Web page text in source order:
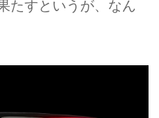
たすというが、なん